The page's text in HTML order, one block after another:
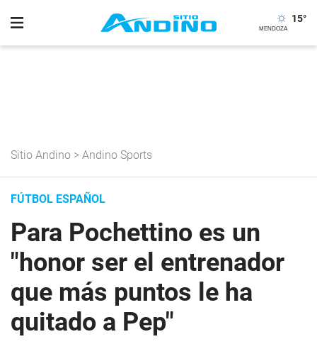
15°
Sitio Andino > Andino Sports
FÚTBOL ESPAÑOL
Para Pochettino es un
"honor ser el entrenador
que más puntos le ha
quitado a Pep"